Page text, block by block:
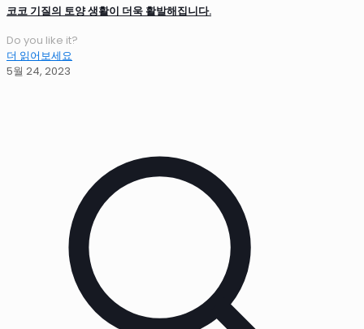
코코 기질의 토양 생활이 더욱 활발해집니다.
Do you like it?
더 읽어보세요
5월 24, 2023